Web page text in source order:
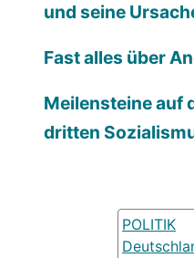
und seine
Fast alles über
Meilensteine auf
dritten
POLITIK